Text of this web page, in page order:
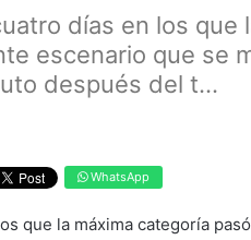
días en los que
escenario que se
después del t...
WhatsApp
que la máxima categoría